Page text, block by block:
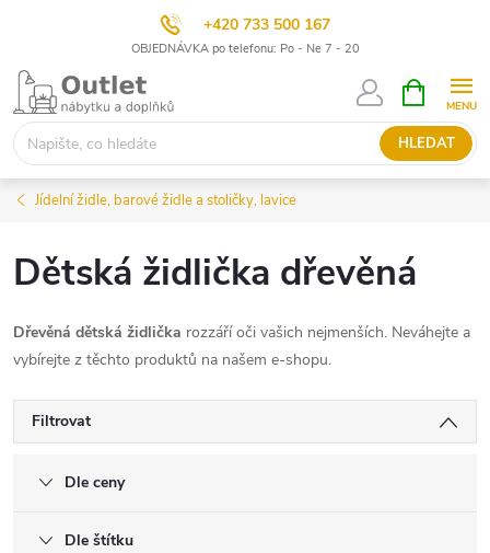
+420 733 500 167
OBJEDNÁVKA po telefonu: Po - Ne 7 - 20
Přejít
obsah
HLEDAT
NÁKUPNÍ
KOŠÍK
Jídelní židle, barové židle a stoličky, lavice
Dětská židlička dřevěná
Dřevěná dětská židlička rozzáří oči vašich nejmenších. Neváhejte a
vybírejte z těchto produktů na našem e-shopu.
Filtrovat
Dle ceny
Dle štítku